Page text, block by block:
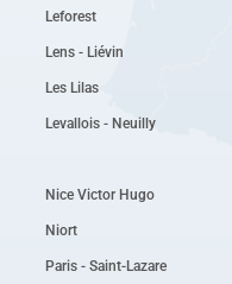
Leforest
Lens - Liévin
Les Lilas
Levallois - Neuilly
Nice Victor Hugo
Niort
Paris - Saint-Lazare